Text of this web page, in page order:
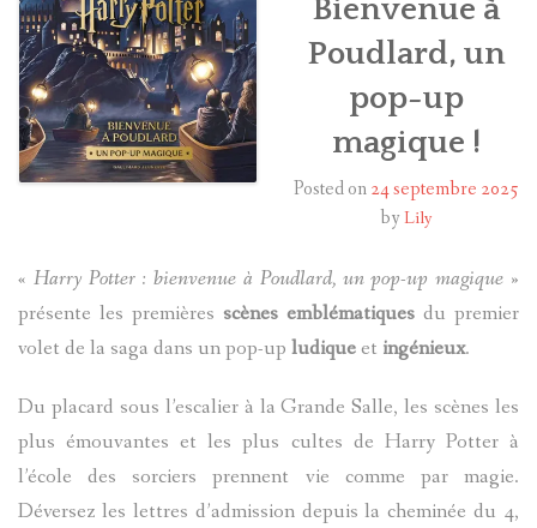
HARRY POTTER
LES ACTEURS
J.K. ROWLING
A PROPOS
Bienvenue à
Poudlard, un
pop-up
magique !
Posted on24 septembre 2025
by Lily
« Harry Potter : bienvenue à Poudlard, un pop-up magique »
présente les premières scènes emblématiques du premier
volet de la saga dans un pop-up ludiqueet ingénieux.
Du placard sous l’escalier à la Grande Salle, les scènes les
plus émouvantes et les plus cultes de Harry Potter à
l’école des sorciers prennent vie comme par magie.
Déversez les lettres d’admission depuis la cheminée du 4,